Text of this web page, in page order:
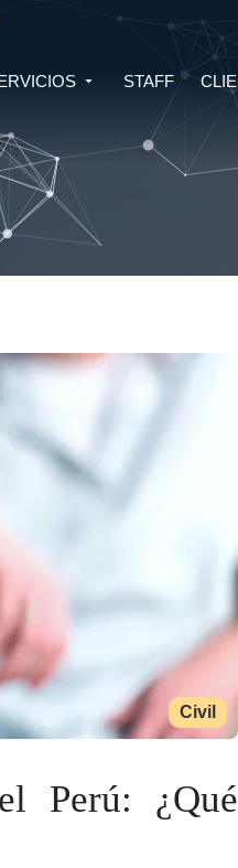
DERECHO
DERECHO DE
DERECHO
ASESORÍA EN
STAFF
CIVIL
Civil
Perú: ¿Qué